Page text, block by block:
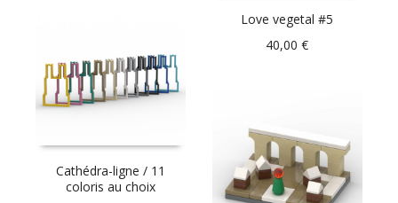
Love vegetal #5
40,00€
Cathédra-ligne / 11
coloris au choix